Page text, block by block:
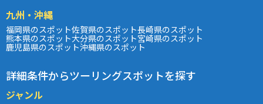
九州・沖縄
福岡県のスポット佐賀県のスポット長崎県のスポット
熊本県のスポット大分県のスポット宮崎県のスポット
鹿児島県のスポット沖縄県のスポット
詳細条件からツーリングスポットを探す
ジャンル